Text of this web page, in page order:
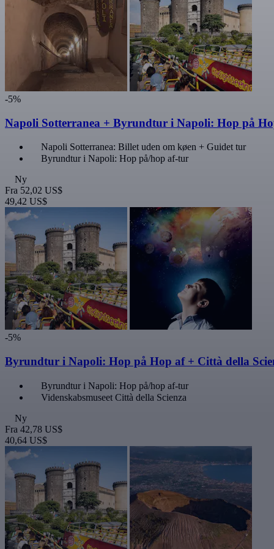
-5%
Napoli Sotterranea + Byrundtur i Napoli: Hop på
Napoli Sotterranea: Billet uden om køen + Guidet tur
Byrundtur i Napoli: Hop på/hop af-tur
Ny
Fra 52,02 US$
49,42 US$
-5%
Byrundtur i Napoli: Hop på Hop af + Città della
Byrundtur i Napoli: Hop på/hop af-tur
Videnskabsmuseet Città della Scienza
Ny
Fra 42,78 US$
40,64 US$